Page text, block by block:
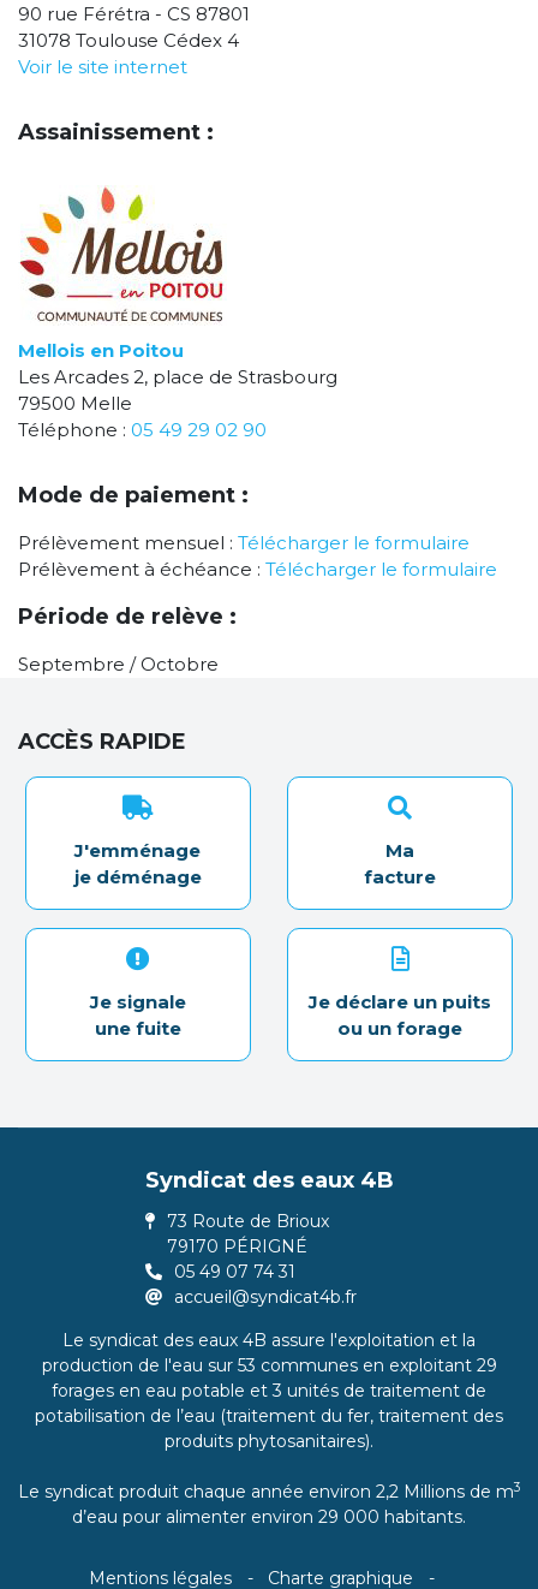
90 rue Férétra - CS 87801
31078 Toulouse Cédex 4
Voir le site internet
Assainissement :
Mellois en Poitou
Les Arcades 2, place de Strasbourg
79500 Melle
Téléphone : 05 49 29 02 90
Mode de paiement :
Prélèvement mensuel : Télécharger le formulaire
Prélèvement à échéance : Télécharger le formulaire
Période de relève :
Septembre / Octobre
ACCÈS RAPIDE
J'emménage
je déménage
Ma
facture
Je signale
une fuite
Je déclare un puits
ou un forage
Syndicat des eaux 4B
73 Route de Brioux
79170 PÉRIGNÉ
05 49 07 74 31
accueil@syndicat4b.fr
Le syndicat des eaux 4B assure l'exploitation et la
production de l'eau sur 53 communes en exploitant 29
forages en eau potable et 3 unités de traitement de
potabilisation de l’eau (traitement du fer, traitement des
produits phytosanitaires).
Le syndicat produit chaque année environ 2,2 Millions de m3
d’eau pour alimenter environ 29 000 habitants.
Mentions légales Charte graphique